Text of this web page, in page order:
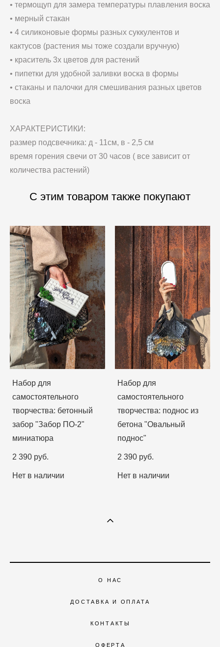
• термощуп для замера температуры плавления воска
• мерный стакан
• 4 силиконовые формы разных суккулентов и
кактусов (растения мы тоже создали вручную)
• краситель 3х цветов для растений
• пипетки для удобной заливки воска в формы
• стаканы и палочки для смешивания разных цветов
воска
ХАРАКТЕРИСТИКИ:
размер подсвечника: д - 11см, в - 2,5 см
время горения свечи от 30 часов ( все зависит от
количества растений)
С этим товаром также покупают
Набор для
самостоятельного
творчества: бетонный
забор "Забор ПО-2"
миниатюра
2 390 pуб.
Нет в наличии
Набор для
самостоятельного
творчества: поднос из
бетона "Овальный
поднос"
2 390 pуб.
Нет в наличии
О НАС
ДОСТАВКА И ОПЛАТА
КОНТАКТЫ
ОФЕРТА